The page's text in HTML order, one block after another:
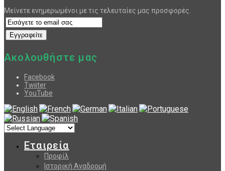
Μείνετε ενημερωμένοι με τις τελευταίες μας προσφορές.
Ακολουθήστε μας
Facebook
Twiiter
YouTube
Εταιρεία
Προφίλ
Ιστορική Αναδρομή